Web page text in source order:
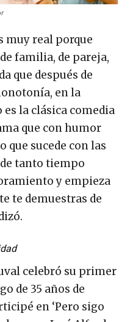
muy real porque
familia, de pareja,
que después de
en la
la clásica comedia
que con humor
que sucede con las
tanto tiempo
y empieza
te demuestras de
celebró su primer
de 35 años de
en ‘Pero sigo